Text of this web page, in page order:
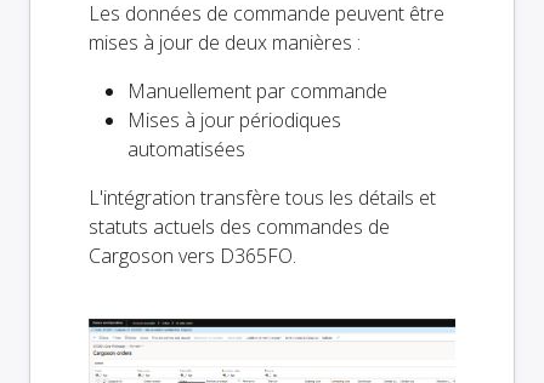
Les données de commande peuvent être
mises à jour de deux manières :
Manuellement par commande
Mises à jour périodiques
automatisées
L'intégration transfère tous les détails et
statuts actuels des commandes de
Cargoson vers D365FO.